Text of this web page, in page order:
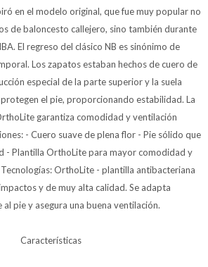
en el modelo original, que fue muy popular no
de baloncesto callejero, sino también durante
El regreso del clásico NB es sinónimo de
Los zapatos estaban hechos de cuero de
especial de la parte superior y la suela
el pie, proporcionando estabilidad. La
garantiza comodidad y ventilación
- Cuero suave de plena flor - Pie sólido que
- Plantilla OrthoLite para mayor comodidad y
OrthoLite - plantilla antibacteriana
y de muy alta calidad. Se adapta
pie y asegura una buena ventilación.
Características